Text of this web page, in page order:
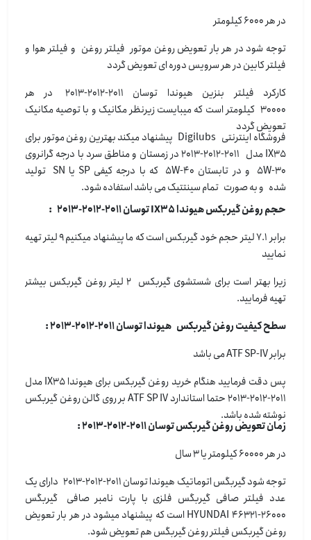
در هر 6000 کیلومتر
توجه شود در هر بار تعویض روغن موتور فیلتر روغن و فیلتر هوا و
فیلتر کابین در هر سرویس دوره ای تعویض گردد
کارکرد فیلتر بنزین هیوندا توسان 2011-2012-2013 در هر
30000 کیلومتر است که میبایست زیرنظر مکانیک و با توصیه مکانیک
تعویض گردد
فروشگاه اینترنتی Digilubs پیشنهاد میکند بهترین روغن موتور برای
IX35 مدل 2011-2012-2013 در زمستان و مناطق سرد با درجه گرانروی
5W-30 و در تابستان 5W-40 که با درجه کیفی SP یا SN تولید
شده و به صورت تمام سینتتیک می باشد استفاده شود.
حجم روغن گیربکس هیوندا IX35 توسان 2011-2012-2013 :
برابر 7.1 لیتر حجم خود گیربکس است که ما پیشنهاد میکنیم 9 لیتر تهیه
نمایید
زیرا بهتر است برای شستشوی گیربکس 2 لیتر روغن گیربکس بیشتر
تهیه فرمایید.
سطح کیفیت روغن گیربکس هیوندا توسان 2011-2012-2013 :
برابر ATF SP-IV می باشد
پس دقت فرمایید هنگام خرید روغن گیربکس برای هیوندا IX35 مدل
2011-2012-2013 حتما استاندارد ATF SP IV بر روی گالن روغن گیربکس
نوشته شده باشد.
زمان تعویض روغن گیربکس توسان 2011-2012-2013 :
در هر 60000 کیلومتر یا 3 سال
توجه شود گیربگس اتوماتیک هیوندا توسان 2011-2012-2013 دارای یک
عدد فیلتر صافی گیربگس فلزی با پارت نامبر صافی گیربگس
HYUNDAI 46321-26000 است که پیشنهاد میشود در هر بار تعویض
روغن گیربکس فیلتر روغن گیربگس هم تعویض شود.